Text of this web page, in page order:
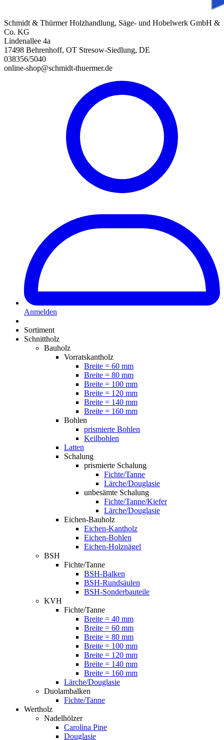
Schmidt & Thürmer Holzhandlung, Säge- und Hobelwerk GmbH &
Co. KG
Lindenallee 4a
17498 Behrenhoff, OT Stresow-Siedlung, DE
038356/5040
online-shop@schmidt-thuermer.de
Anmelden
Sortiment
Schnittholz
Bauholz
Vorratskantholz
Breite = 60 mm
Breite = 80 mm
Breite = 100 mm
Breite = 120 mm
Breite = 140 mm
Breite = 160 mm
Bohlen
prismierte Bohlen
Keilbohlen
Latten
Schalung
prismierte Schalung
Fichte/Tanne
Lärche/Douglasie
unbesämte Schalung
Fichte/Tanne/Kiefer
Lärche/Douglasie
Eichen-Bauholz
Eichen-Kantholz
Eichen-Bohlen
Eichen-Holznägel
BSH
Fichte/Tanne
BSH-Balken
BSH-Rundsäulen
BSH-Sonderbauteile
KVH
Fichte/Tanne
Breite = 40 mm
Breite = 60 mm
Breite = 80 mm
Breite = 100 mm
Breite = 120 mm
Breite = 140 mm
Breite = 160 mm
Lärche/Douglasie
Duolambalken
Fichte/Tanne
Wertholz
Nadelhölzer
Carolina Pine
Douglasie